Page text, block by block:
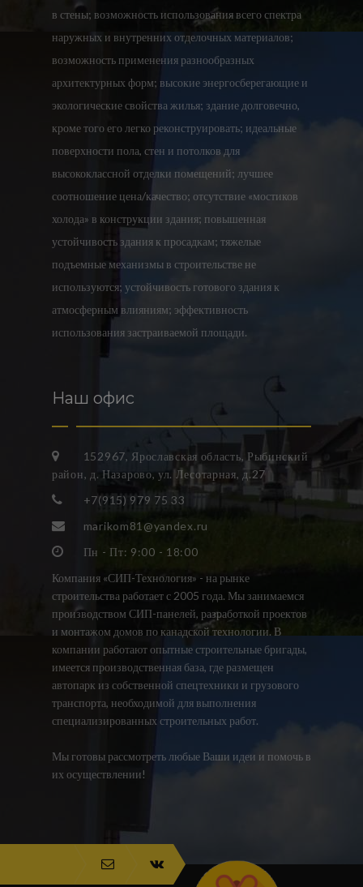
в стены; возможность использования всего спектра
наружных и внутренних отделочных материалов;
возможность применения разнообразных
архитектурных форм; высокие энергосберегающие и
экологические свойства жилья; здание долговечно,
кроме того его легко реконструировать; идеальные
поверхности пола, стен и потолков для
высококлассной отделки помещений; лучшее
соотношение цена/качество; отсутствие «мостиков
холода» в конструкции здания; повышенная
устойчивость здания к просадкам; тяжелые
подъемные механизмы в строительстве не
используются; устойчивость готового здания к
атмосферным влияниям; эффективность
использования застраиваемой площади.
Наш офис
152967, Ярославская область, Рыбинский
район, д. Назарово, ул. Лесотарная, д.27
+7(915) 979 75 33
marikom81@yandex.ru
Пн - Пт: 9:00 - 18:00
Компания «СИП-Технология» - на рынке
строительства работает с 2005 года. Мы занимаемся
производством СИП-панелей, разработкой проектов
и монтажом домов по канадской технологии. В
компании работают опытные строительные бригады,
имеется производственная база, где размещен
автопарк из собственной спецтехники и грузового
транспорта, необходимой для выполнения
специализированных строительных работ.
Мы готовы рассмотреть любые Ваши идеи и помочь в
их осуществлении!